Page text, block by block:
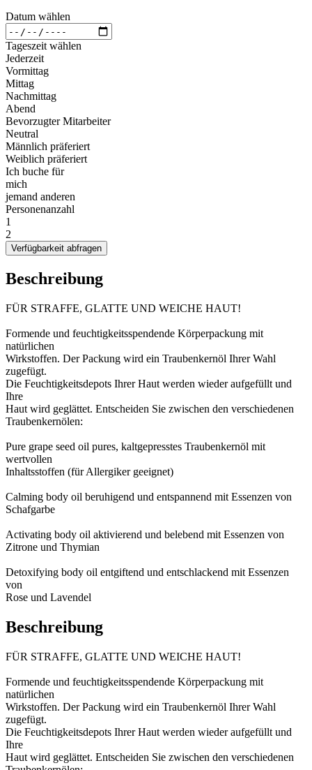
Datum wählen
Tageszeit wählen
Jederzeit
Vormittag
Mittag
Nachmittag
Abend
Bevorzugter Mitarbeiter
Neutral
Männlich präferiert
Weiblich präferiert
Ich buche für
mich
jemand anderen
Personenanzahl
1
2
Verfügbarkeit abfragen
Beschreibung
FÜR STRAFFE, GLATTE UND WEICHE HAUT!
Formende und feuchtigkeitsspendende Körperpackung mit
natürlichen
Wirkstoffen. Der Packung wird ein Traubenkernöl Ihrer Wahl
zugefügt.
Die Feuchtigkeitsdepots Ihrer Haut werden wieder aufgefüllt und
Ihre
Haut wird geglättet. Entscheiden Sie zwischen den verschiedenen
Traubenkernölen:
Pure grape seed oil pures, kaltgepresstes Traubenkernöl mit
wertvollen
Inhaltsstoffen (für Allergiker geeignet)
Calming body oil beruhigend und entspannend mit Essenzen von
Schafgarbe
Activating body oil aktivierend und belebend mit Essenzen von
Zitrone und Thymian
Detoxifying body oil entgiftend und entschlackend mit Essenzen
von
Rose und Lavendel
Beschreibung
FÜR STRAFFE, GLATTE UND WEICHE HAUT!
Formende und feuchtigkeitsspendende Körperpackung mit
natürlichen
Wirkstoffen. Der Packung wird ein Traubenkernöl Ihrer Wahl
zugefügt.
Die Feuchtigkeitsdepots Ihrer Haut werden wieder aufgefüllt und
Ihre
Haut wird geglättet. Entscheiden Sie zwischen den verschiedenen